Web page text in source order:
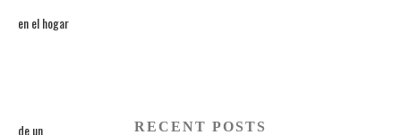
RECENT POSTS